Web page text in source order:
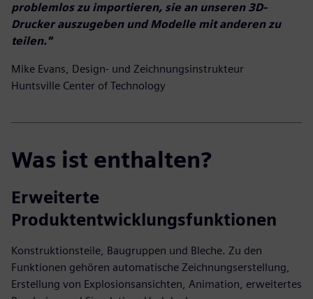
problemlos zu importieren, sie an unseren 3D-
Drucker auszugeben und Modelle mit anderen zu
teilen."
Mike Evans, Design- und Zeichnungsinstrukteur
Huntsville Center of Technology
Was ist enthalten?
Erweiterte
Produktentwicklungsfunktionen
Konstruktionsteile, Baugruppen und Bleche. Zu den
Funktionen gehören automatische Zeichnungserstellung,
Erstellung von Explosionsansichten, Animation, erweitertes